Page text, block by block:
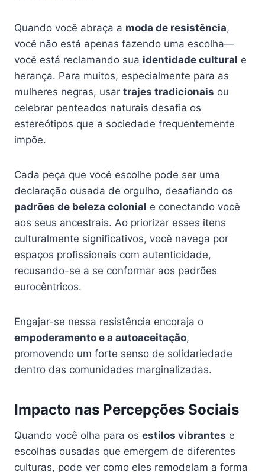
Quando você abraça a moda de resistência,
você não está apenas fazendo uma escolha—
você está reclamando sua identidade cultural e
herança. Para muitos, especialmente para as
mulheres negras, usar trajes tradicionais ou
celebrar penteados naturais desafia os
estereótipos que a sociedade frequentemente
impõe.
Cada peça que você escolhe pode ser uma
declaração ousada de orgulho, desafiando os
padrões de beleza colonial e conectando você
aos seus ancestrais. Ao priorizar esses itens
culturalmente significativos, você navega por
espaços profissionais com autenticidade,
recusando-se a se conformar aos padrões
eurocêntricos.
Engajar-se nessa resistência encoraja o
empoderamento e a autoaceitação,
promovendo um forte senso de solidariedade
dentro das comunidades marginalizadas.
Impacto nas Percepções Sociais
Quando você olha para os estilos vibrantes e
escolhas ousadas que emergem de diferentes
culturas, pode ver como eles remodelam a forma